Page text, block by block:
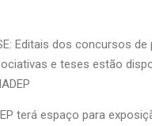
Editais dos concursos de
e teses estão
terá espaço para